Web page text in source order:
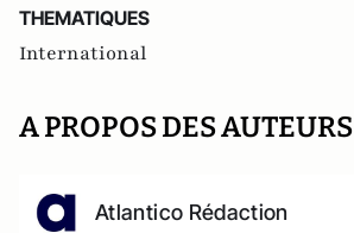
THEMATIQUES
International
A PROPOS DES AUTEURS
Atlantico Rédaction